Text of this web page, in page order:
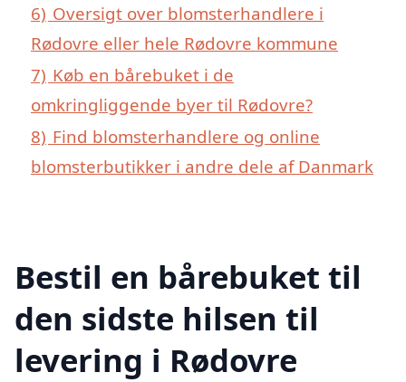
6) Oversigt over blomsterhandlere i
Rødovre eller hele Rødovre kommune
7) Køb en bårebuket i de
omkringliggende byer til Rødovre?
8) Find blomsterhandlere og online
blomsterbutikker i andre dele af Danmark
Bestil en bårebuket til
den sidste hilsen til
levering i Rødovre